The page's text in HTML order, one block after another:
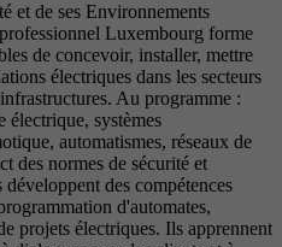
et de ses Environnements
Luxembourg forme
de concevoir, installer, mettre
électriques dans les secteurs
Au programme :
électrique, systèmes
automatismes, réseaux de
des normes de sécurité et
des compétences
d'automates,
projets électriques. Ils apprennent